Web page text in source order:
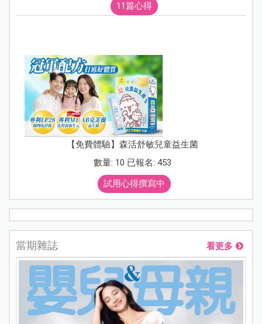
11篇心得
【免費體驗】森活舒敏兒童益生菌
數量: 10 已報名: 453
試用心得撰寫中
當期雜誌 看更多